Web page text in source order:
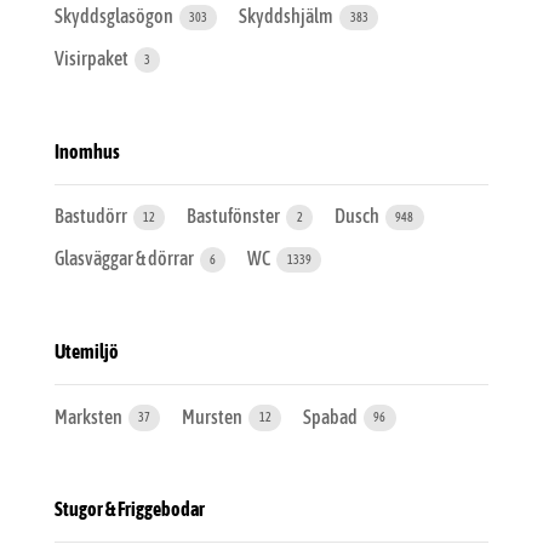
Skyddsglasögon 303 Skyddshjälm 383
Visirpaket 3
Inomhus
Bastudörr 12 Bastufönster 2 Dusch 948
Glasväggar & dörrar 6 WC 1339
Utemiljö
Marksten 37 Mursten 12 Spabad 96
Stugor & Friggebodar